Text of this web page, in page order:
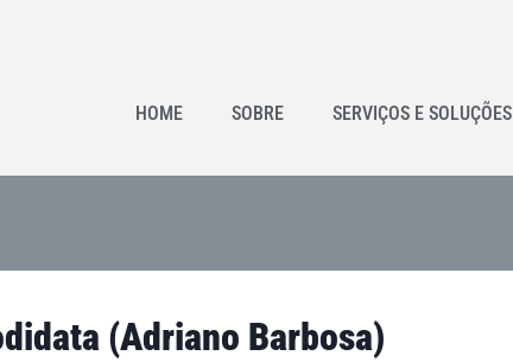
HOME SOBRE SERVIÇOS E SOLUÇÕES
(Adriano Barbosa)